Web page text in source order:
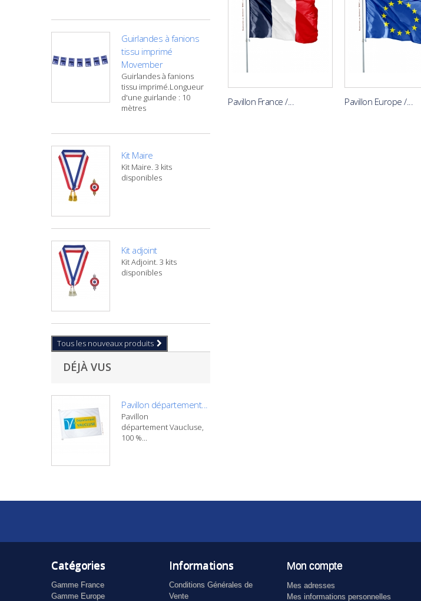
Guirlandes à fanions
tissu imprimé
Movember
Guirlandes à fanions
tissu imprimé.Longueur
d'une guirlande : 10
mètres
Kit Maire
Kit Maire. 3 kits
disponibles
Kit adjoint
Kit Adjoint. 3 kits
disponibles
Tous les nouveaux produits
DÉJÀ VUS
Pavillon département...
Pavillon
département Vaucluse,
100 %...
Pavillon France /... Pavillon Europe /...
Catégories
Gamme France
Gamme Europe
Informations
Conditions Générales de
Vente
Mon compte
Mes adresses
Mes informations personnelles